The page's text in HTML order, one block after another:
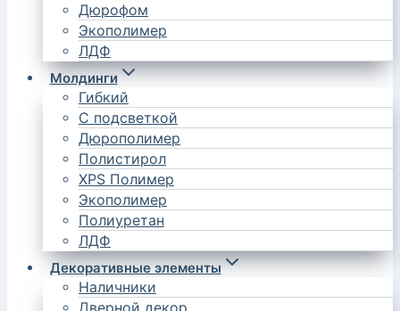
Дюрофом
Экополимер
ЛДФ
Молдинги
Гибкий
С подсветкой
Дюрополимер
Полистирол
XPS Полимер
Экополимер
Полиуретан
ЛДФ
Декоративные элементы
Наличники
Дверной декор